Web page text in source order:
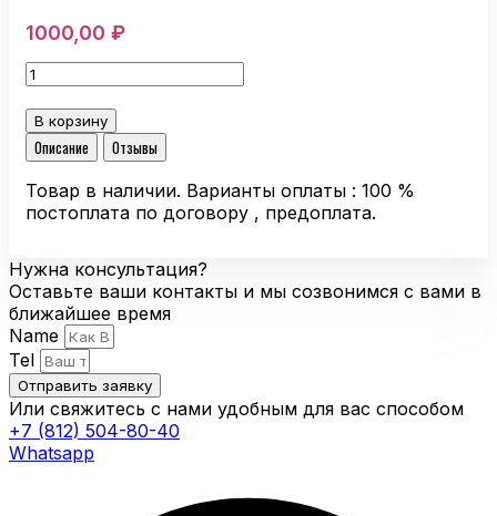
1000,00 ₽
Количество
товара
Компактный
вентилятор
Ebmpapst
ACi
4400
L
В корзину
Описание
Отзывы
Товар в наличии. Варианты оплаты : 100 %
постоплата по договору , предоплата.
Нужна консультация?
Оставьте ваши контакты и мы созвонимся с вами в
ближайшее время
Name
Tel
Отправить заявку
Или свяжитесь с нами удобным для вас способом
+7 (812) 504-80-40
Whatsapp